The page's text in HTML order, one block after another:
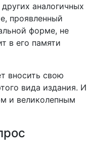
аналогичных
проявленный
форме, не
в его памяти
вносить свою
вида издания. И
и великолепным